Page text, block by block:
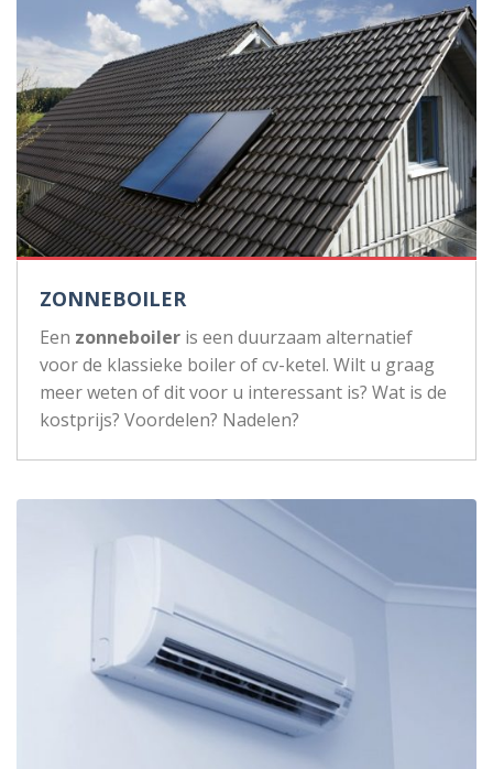
ZONNEBOILER
Een zonneboiler is een duurzaam alternatief
voor de klassieke boiler of cv-ketel. Wilt u graag
meer weten of dit voor u interessant is? Wat is de
kostprijs? Voordelen? Nadelen?